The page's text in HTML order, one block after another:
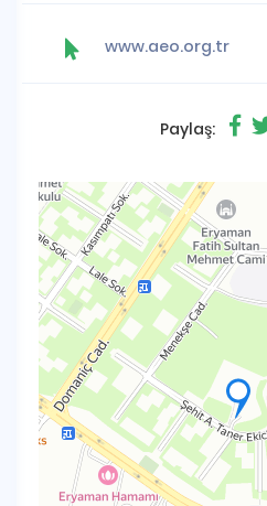
www.aeo.org.tr
Paylaş: